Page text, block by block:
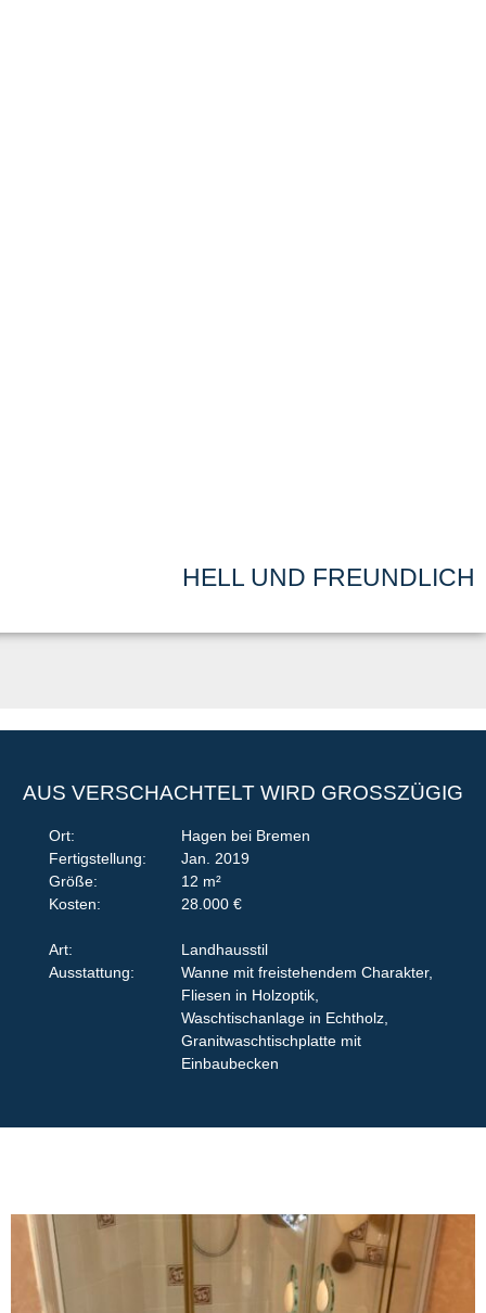
HELL UND FREUNDLICH
AUS VERSCHACHTELT WIRD GROSSZÜGIG
Ort:
Hagen bei Bremen
Fertigstellung:
Jan. 2019
Größe:
12 m²
Kosten:
28.000 €
Art:
Landhausstil
Ausstattung:
Wanne mit freistehendem Charakter,
Fliesen in Holzoptik,
Waschtischanlage in Echtholz,
Granitwaschtischplatte mit
Einbaubecken